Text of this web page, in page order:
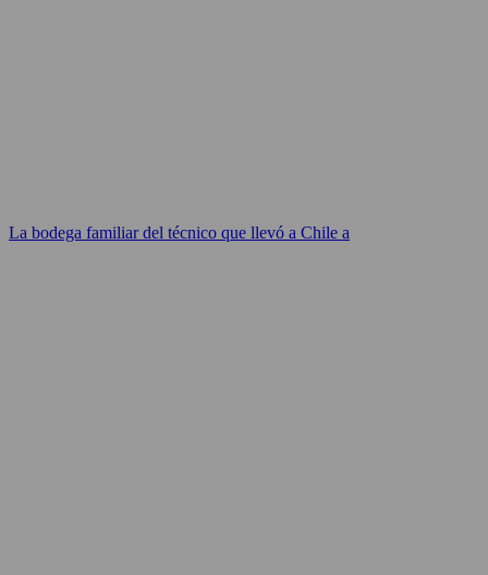
La bodega familiar del técnico que llevó a Chile a